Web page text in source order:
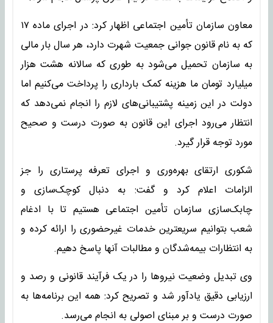
معاون سازمان تأمین اجتماعی اظهار کرد: در اجرای ماده ۱۷
که به نام قانون جوانی جمعیت شهرت دارد، هر سال بار مالی
به سازمان تحمیل می‌شود به طوری که سالانه هشت هزار
میلیارد تومان ما هزینه کمک بارداری را پرداخت می‌کنیم اما
دولت در این زمینه پشتیبانی‌های لازم را انجام نمی‌دهد که
انتظار می‌رود اجرای این قانون به صورت درست و صحیح
مورد توجه قرار گیرد.
شکوری ارتقای بهره‌وری و اجرای تعرفه پرستاری را جز
الزامات اعلام کرد و گفت: به دنبال کوچک‌سازی و
چابک‌سازی سازمان تأمین اجتماعی هستیم تا با ادغام
شعب بتوانیم سریعترین خدمات غیرحضوری را ارائه کرده و
به انتظارات بیمه‌شدگان و مطالبات آنها پاسخ دهیم.
وی تبدیل وضعیت نیروها را در یک فرآیند قانونی و رصد و
ارزیابی دقیق یادآور شد و تصریح کرد: همه این برنامه‌ها به
صورت درست و بر مبنای اصولی به انجام می‌رسد.